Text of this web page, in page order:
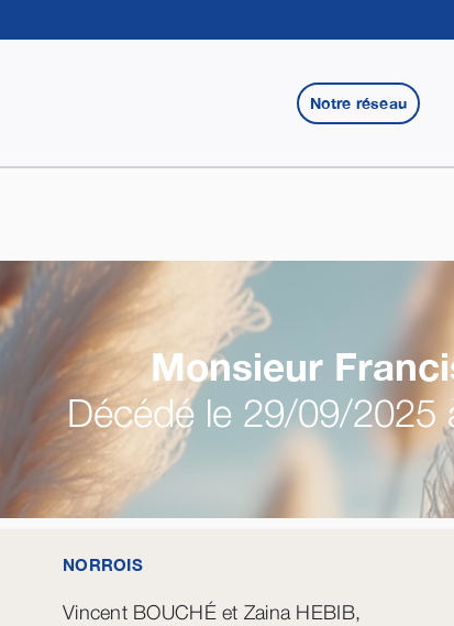
Notre réseau
Monsieur
Décédé le 29/09/2025
NORROIS
Vincent BOUCHÉ et Zaina HEBIB,